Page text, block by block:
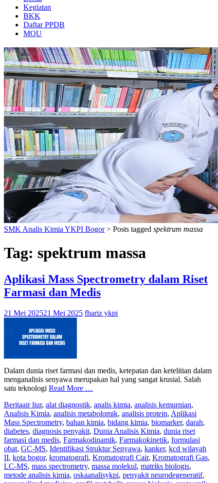
Kegiatan
BKK
Daftar PPDB
MOU
PERPUSTAKAAN
SMK Analis Kimia YKPI Bogor> Posts tagged spektrum massa
Tag: spektrum massa
Aplikasi Mass Spectrometry dalam Riset
Farmasi dan Medis
21 Mei 202521 Mei 2025 fhariz ykpi
Dalam dunia riset farmasi dan medis, ketepatan dan ketelitian dalam
menganalisis senyawa merupakan hal yang sangat krusial. Salah
satu teknologi Read More …
Beritaair liur, alat diagnostik, analis kimia, analisis kemurnian,
Analisis Kimia, analisis metabolomik, analisis protein, Aplikasi
Mass Spectrometry, bahan kimia, bidang kimia, biomarker, darah,
diabetes, diagnosis penyakit, Dunia Analisis Kimia, dunia riset
farmasi dan medis, Farmakodinamik, Farmakokinetik, formulasi
obat, GC-MS, Identifikasi Struktur Senyawa, kanker, kcd wilayah
II, kota bogor, kromatografi, Kromatografi Cair, Kromatografi Gas,
LC-MS, mass spectrometry, massa molekul, matriks biologis,
metode analisis kimia, oskaanalisykpi, penyakit neurodegeneratif,